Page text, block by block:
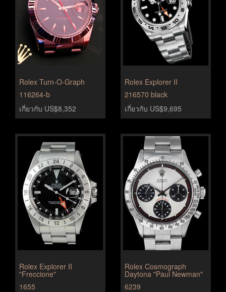
Rolex Turn-O-Graph
116264-b
เกี่ยวกับ US$8,352
Rolex Explorer II
216570 black
เกี่ยวกับ US$9,695
Rolex Explorer II
"Freccione"
1655
Rolex Cosmograph
Daytona "Paul Newman"
6239